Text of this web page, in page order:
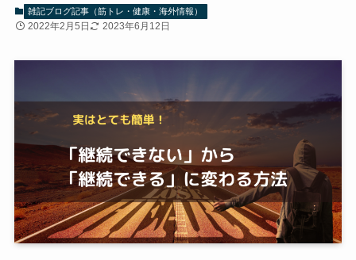
雑記ブログ記事（筋トレ・健康・海外情報）
2022年2月5日 2023年6月12日